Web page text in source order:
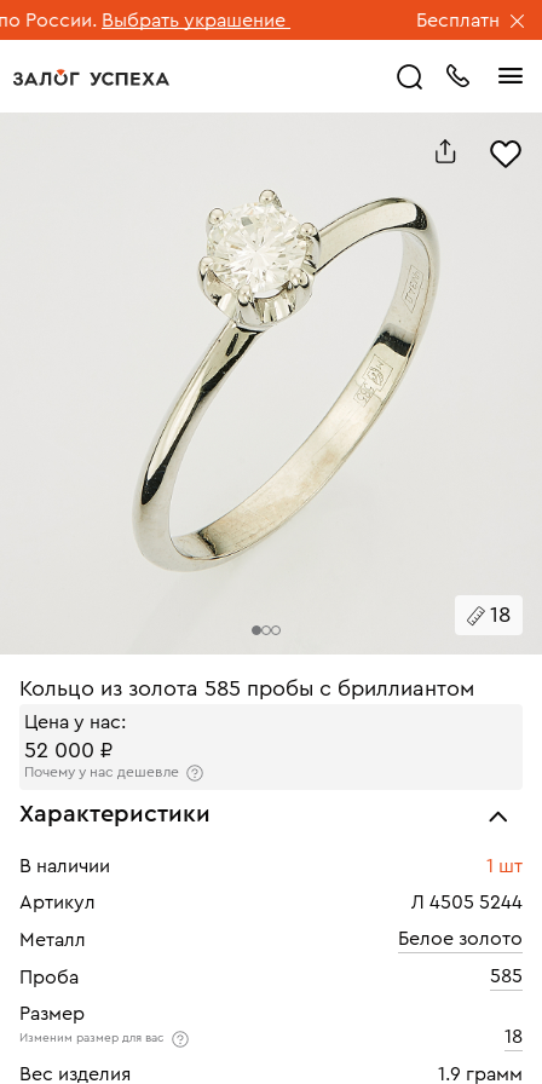
Выбрать украшение Бесплатная
18
Кольцо из золота 585 пробы с бриллиантом
Цена у нас:
52 000 ₽
Почему у нас дешевле
Характеристики
В наличии
1 шт
Артикул
Л 4505 5244
Металл
Белое золото
Проба
585
Размер
Изменим размер для вас
18
Вес изделия
1.9 грамм